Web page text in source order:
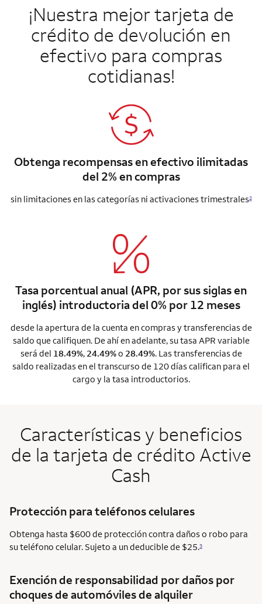
¡Nuestra mejor tarjeta de
crédito de devolución en
efectivo para compras
cotidianas!
Obtenga recompensas en efectivo ilimitadas
del 2% en compras
sin limitaciones en las categorías ni activaciones trimestrales2
Tasa porcentual anual (APR, por sus siglas en
inglés) introductoria del 0% por 12 meses
desde la apertura de la cuenta en compras y transferencias de
saldo que califiquen. De ahí en adelante, su tasa APR variable
será del 18.49%, 24.49%o 28.49%. Las transferencias de
saldo realizadas en el transcurso de 120 días califican para el
cargo y la tasa introductorios.
Características y beneficios
de la tarjeta de crédito Active
Cash
Protección para teléfonos celulares
Obtenga hasta $600 de protección contra daños o robo para
su teléfono celular. Sujeto a un deducible de $25.3
Exención de responsabilidad por daños por
choques de automóviles de alquiler